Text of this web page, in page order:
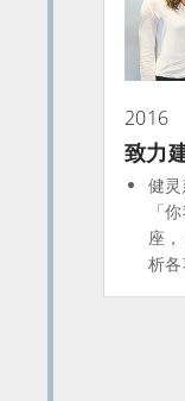
2016
致力
健
「
座
析